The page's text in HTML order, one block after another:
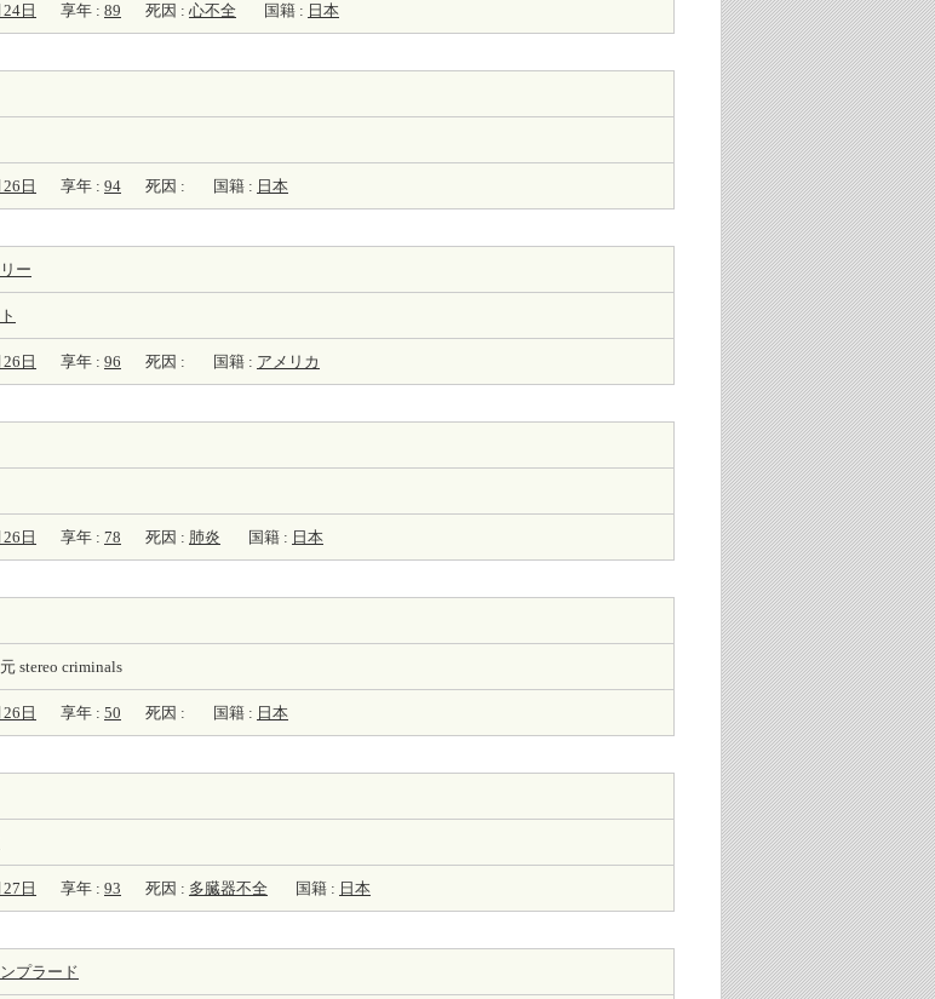
日 享年 : 89 死因 : 心不全 国籍 : 日本
日 享年 : 94 死因 : 国籍 : 日本
ー
日 享年 : 96 死因 : 国籍 : アメリカ
日 享年 : 78 死因 : 肺炎 国籍 : 日本
元 stereo criminals
日 享年 : 50 死因 : 国籍 : 日本
日 享年 : 93 死因 : 多臓器不全 国籍 : 日本
プラード